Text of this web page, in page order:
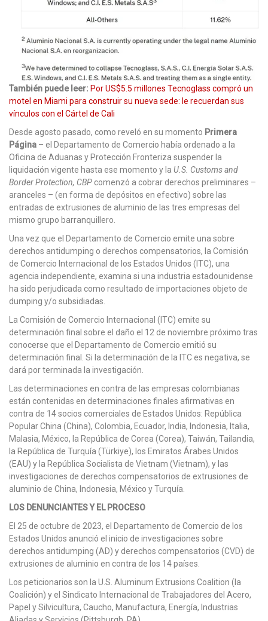
También puede leer: Por US$5.5 millones Tecnoglass compró un
motel en Miami para construir su nueva sede: le recuerdan sus
vínculos con el Cártel de Cali
Desde agosto pasado, como reveló en su momento Primera
Página – el Departamento de Comercio había ordenado a la
Oficina de Aduanas y Protección Fronteriza suspender la
liquidación vigente hasta ese momento y la U.S. Customs and
Border Protection, CBP comenzó a cobrar derechos preliminares –
aranceles – (en forma de depósitos en efectivo) sobre las
entradas de extrusiones de aluminio de las tres empresas del
mismo grupo barranquillero.
Una vez que el Departamento de Comercio emite una sobre
derechos antidumping o derechos compensatorios, la Comisión
de Comercio Internacional de los Estados Unidos (ITC), una
agencia independiente, examina si una industria estadounidense
ha sido perjudicada como resultado de importaciones objeto de
dumping y/o subsidiadas.
La Comisión de Comercio Internacional (ITC) emite su
determinación final sobre el daño el 12 de noviembre próximo tras
conocerse que el Departamento de Comercio emitió su
determinación final. Si la determinación de la ITC es negativa, se
dará por terminada la investigación.
Las determinaciones en contra de las empresas colombianas
están contenidas en determinaciones finales afirmativas en
contra de 14 socios comerciales de Estados Unidos: República
Popular China (China), Colombia, Ecuador, India, Indonesia, Italia,
Malasia, México, la República de Corea (Corea), Taiwán, Tailandia,
la República de Turquía (Türkiye), los Emiratos Árabes Unidos
(EAU) y la República Socialista de Vietnam (Vietnam), y las
investigaciones de derechos compensatorios de extrusiones de
aluminio de China, Indonesia, México y Turquía.
LOS DENUNCIANTES Y EL PROCESO
El 25 de octubre de 2023, el Departamento de Comercio de los
Estados Unidos anunció el inicio de investigaciones sobre
derechos antidumping (AD) y derechos compensatorios (CVD) de
extrusiones de aluminio en contra de los 14 países.
Los peticionarios son la U.S. Aluminum Extrusions Coalition (la
Coalición) y el Sindicato Internacional de Trabajadores del Acero,
Papel y Silvicultura, Caucho, Manufactura, Energía, Industrias